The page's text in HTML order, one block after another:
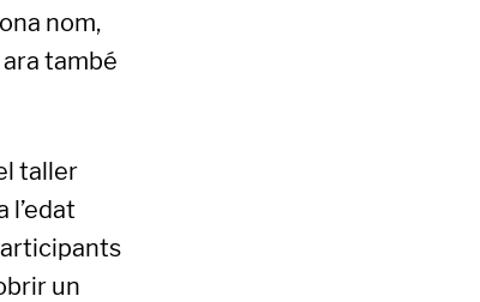
nom,
ara també
taller
l’edat
un